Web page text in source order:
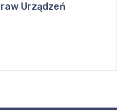
Urządzeń